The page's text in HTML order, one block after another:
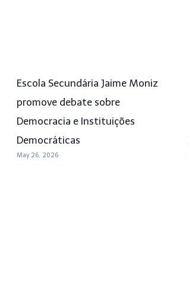
Escola Secundária Jaime Moniz
promove debate sobre
Democracia e Instituições
Democráticas
May 26, 2026